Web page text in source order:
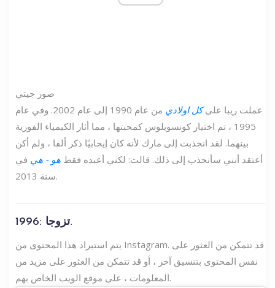
صور جيتي
عملت ريبا علىكل اولادي
من عام 1990 إلى عام 2002. وفي عام
1995 ، تم اختيار كونسويلوس كمحبتها ، مما أثار الكيمياء الفورية
بينهما. لقد انجذبت إلى مارك لأنه كان إيجابيًا ذكر ألفا ، ولم أكن
أعتقد أنني سأنجذب إلى ذلك. قالت: لكني أعبده فقط هو - هي في
سنة 2013.
1996: تزوجا.
يتم استيراد هذا المحتوى من Instagram. قد تتمكن من العثور على
نفس المحتوى بتنسيق آخر ، أو قد تتمكن من العثور على مزيد من
المعلومات ، على موقع الويب الخاص بهم.